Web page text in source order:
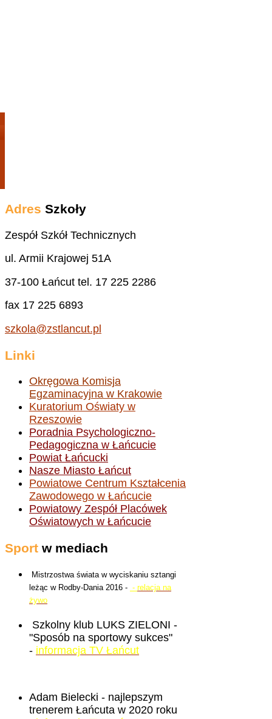
Adres Szkoły
Zespół Szkół Technicznych
ul. Armii Krajowej 51A
37-100 Łańcut tel. 17 225 2286
fax 17 225 6893
szkola@zstlancut.pl
Linki
Okręgowa Komisja
Egzaminacyjna w Krakowie
Kuratorium Oświaty w
Rzeszowie
Poradnia Psychologiczno-
Pedagogiczna w Łańcucie
Powiat Łańcucki
Nasze Miasto Łańcut
Powiatowe Centrum Kształcenia
Zawodowego w Łańcucie
Powiatowy Zespół Placówek
Oświatowych w Łańcucie
Sport w mediach
Mistrzostwa świata w wyciskaniu sztangi
leżąc w Rodby-Dania 2016 - - relacja na
żywo
Szkolny klub LUKS ZIELONI -
"Sposób na sportowy sukces"
- informacja TV Łańcut
Adam Bielecki - najlepszym
trenerem Łańcuta w 2020 roku